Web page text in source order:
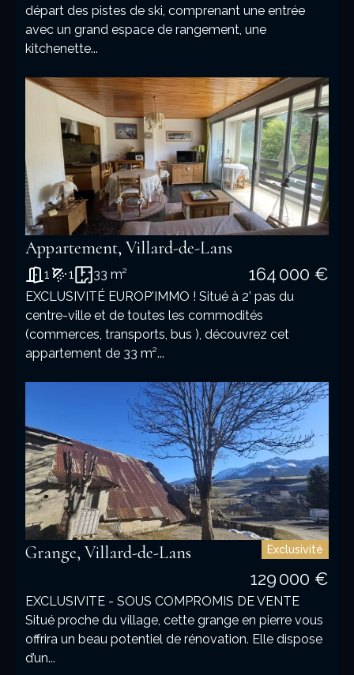
départ des pistes de ski, comprenant une entrée
avec un grand espace de rangement, une
kitchenette...
Appartement, Villard-de-Lans
1 1 33 m² 164 000 €
EXCLUSIVITÉ EUROP'IMMO ! Situé à 2’ pas du
centre-ville et de toutes les commodités
(commerces, transports, bus ), découvrez cet
appartement de 33 m²...
Grange, Villard-de-Lans Exclusivité
129 000 €
EXCLUSIVITE - SOUS COMPROMIS DE VENTE
Situé proche du village, cette grange en pierre vous
offrira un beau potentiel de rénovation. Elle dispose
d’un...